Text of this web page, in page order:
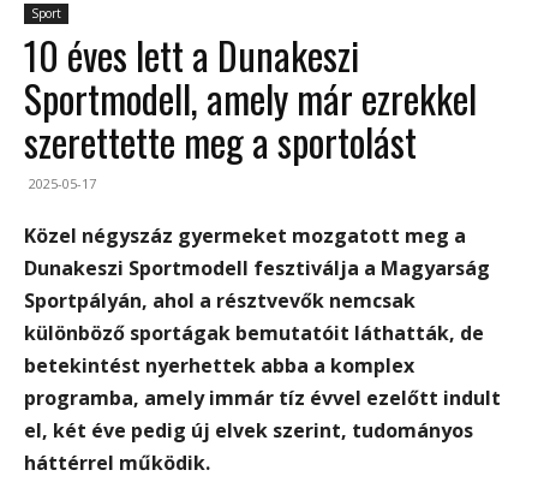
Sport
10 éves lett a Dunakeszi
Sportmodell, amely már ezrekkel
szerettette meg a sportolást
2025-05-17
Közel négyszáz gyermeket mozgatott meg a
Dunakeszi Sportmodell fesztiválja a Magyarság
Sportpályán, ahol a résztvevők nemcsak
különböző sportágak bemutatóit láthatták, de
betekintést nyerhettek abba a komplex
programba, amely immár tíz évvel ezelőtt indult
el, két éve pedig új elvek szerint, tudományos
háttérrel működik.